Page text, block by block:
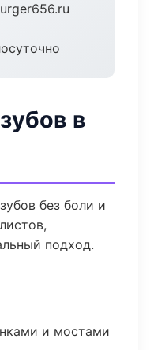
в
без боли и
подход.
и мостами